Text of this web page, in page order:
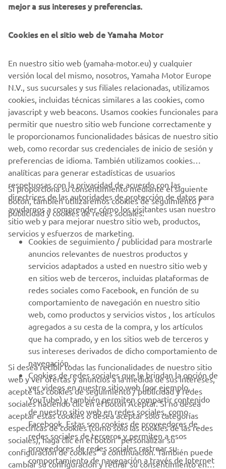
Terminado el reto del día llegaba el momento de relajarse,
y compartir con los demás asistentes la aventura vivida.
es imposible con una Ténéré 700. La cena final y la
posterior entrega de premios sirvieron como punto y final
de esta edición del Ténéré Spirit.
1/15
CORPORATIVO
PROFESIONALES
MÁS YAMAHA
AYUDA
BOLETÍN DE NOTICIAS
Sé el primero en enterarte de las últimas ofertas, eventos
especiales, novedades
SUSCRÍBETE
Lea nuestra Política de Privacidad para saber cómo procesamos
sus datos personales: Política de Privacidad
mejor a sus intereses y preferencias.
Cookies en el sitio web de Yamaha Motor
En nuestro sitio web (yamaha-motor.eu) y cualquier
versión local del mismo, nosotros, Yamaha Motor Europe
N.V., sus sucursales y sus filiales relacionadas, utilizamos
cookies, incluidas técnicas similares a las cookies, como
javascript y web beacons. Usamos cookies funcionales para
permitir que nuestro sitio web funcione correctamente y
le proporcionamos funcionalidades básicas de nuestro sitio
web, como recordar sus credenciales de inicio de sesión y
preferencias de idioma. También utilizamos cookies
analíticas para generar estadísticas de usuarios
respetuosas con la privacidad de acuerdo con las
directrices de las autoridades de protección de datos para
ayudarnos a comprender cómo los visitantes usan nuestro
sitio web y para mejorar nuestro sitio web, productos,
servicios y esfuerzos de marketing.
Si proporciona su consentimiento mediante el siguiente
botón, también utilizaremos cookies de seguimiento /
publicidad y cookies de redes sociales:
Cookies de seguimiento / publicidad para mostrarle
anuncios relevantes de nuestros productos y
servicios adaptados a usted en nuestro sitio web y
en sitios web de terceros, incluidas plataformas de
redes sociales como Facebook, en función de su
comportamiento de navegación en nuestro sitio
web, como productos y servicios vistos , los artículos
agregados a su cesta de la compra, y los artículos
que ha comprado, y en los sitios web de terceros y
sus intereses derivados de dicho comportamiento de
navegación.
Cookies de redes sociales que le brindan la opción de
ver videos en nuestro sitio web (por ejemplo,
YouTube) y también permiten compartir contenido
de nuestro sitio web en redes sociales, como
Facebook. Estas son cookies de proveedores de
redes sociales de terceros y permiten a esos
proveedores de redes sociales rastrear su
comportamiento de navegación a través de Internet
Si desea recibir todas las funcionalidades de nuestro sitio
web y ver ofertas y anuncios a la medida de sus intereses,
acepte las cookies de seguimiento / publicidad y redes
sociales haciendo clic en el botón Aceptar. Si no desea
aceptar estas cookies o desea aceptar solo categorías
específicas de cookies (como solo las cookies de las redes
sociales), haga clic en el botón "personalizar su
configuración de cookies" a continuación. También puede
cambiar su configuración y retirar su consentimiento en